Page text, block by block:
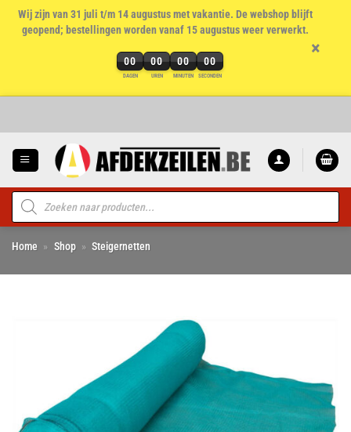
Wij zijn van 31 juli t/m 14 augustus met vakantie. De webshop blijft
geopend; bestellingen worden vanaf 15 augustus weer verwerkt.
00
DAGEN
00
UREN
00
MINUTEN
00
SECONDEN
×
Producten
zoeken
Home » Shop » Steigernetten